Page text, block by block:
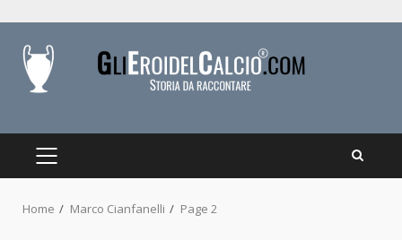
content
PRIMARY
Home Marco Cianfanelli Page 2